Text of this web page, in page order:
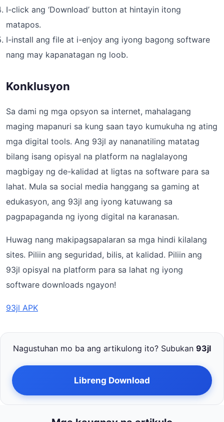
I-click ang ‘Download’ button at hintayin itong
matapos.
I-install ang file at i-enjoy ang iyong bagong software
nang may kapanatagan ng loob.
Konklusyon
Sa dami ng mga opsyon sa internet, mahalagang
maging mapanuri sa kung saan tayo kumukuha ng ating
mga digital tools. Ang 93jl ay nananatiling matatag
bilang isang opisyal na platform na naglalayong
magbigay ng de-kalidad at ligtas na software para sa
lahat. Mula sa social media hanggang sa gaming at
edukasyon, ang 93jl ang iyong katuwang sa
pagpapaganda ng iyong digital na karanasan.
Huwag nang makipagsapalaran sa mga hindi kilalang
sites. Piliin ang seguridad, bilis, at kalidad. Piliin ang
93jl opisyal na platform para sa lahat ng iyong
software downloads ngayon!
93jl APK
Nagustuhan mo ba ang artikulong ito? Subukan 93jl
Libreng Download